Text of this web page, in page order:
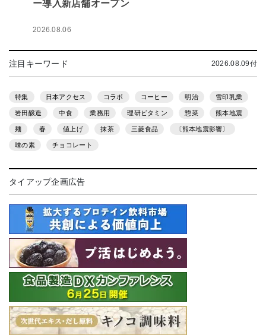
ー導入新店舗オープン
2026.08.06
注目キーワード 2026.08.09付
特集 日本アクセス コラボ コーヒー 明治 雪印乳業
岩田醸造 中食 業務用 理研ビタミン 惣菜 熊本地震
麺 春 値上げ 抹茶 三菱食品 〔熊本地震影響〕
味の素 チョコレート
タイアップ企画広告